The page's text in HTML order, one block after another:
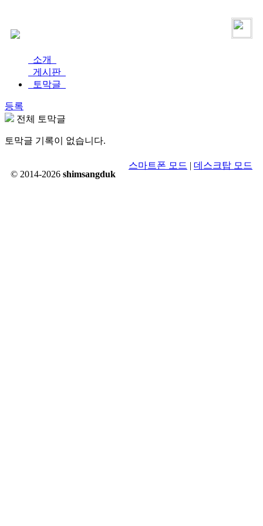
소개
게시판
토막글
등록
전체 토막글
토막글 기록이 없습니다.
© 2014-2026 shimsangduk
스마트폰 모드 | 데스크탑 모드